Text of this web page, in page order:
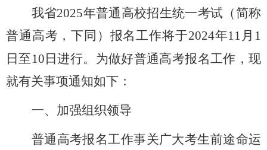
我省2025年普通高校招生统一考试（简称
普通高考，下同）报名工作将于2024年11 月 1
日至10 日进行。为做好普通高考报名工作，现
就有关事项通知如下：
一、加强组织领导
普通高考报名工作事关广大考生前途命运